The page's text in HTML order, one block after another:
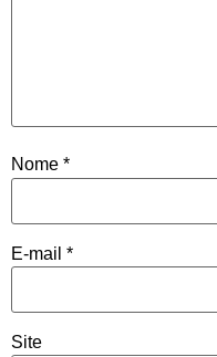
Nome *
E-mail *
Site